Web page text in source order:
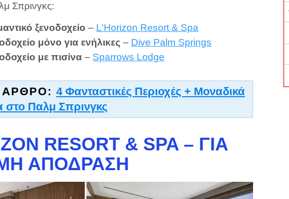
Σπρινγκς:
ξενοδοχείο – L'Horizon Resort & Spa
μόνο για ενήλικες – Dive Palm Springs
με πισίνα – Sparrows Lodge
ΆΡΘΡΟ: 4 Φανταστικές Περιοχές + Μοναδικά
στο Παλμ Σπρινγκς
RESORT & SPA – ΓΙΑ
ΑΠΌΔΡΑΣΗ